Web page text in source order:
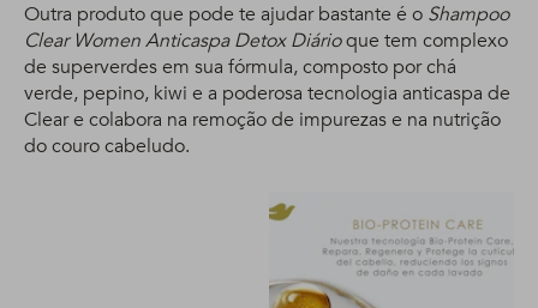
Outra produto que pode te ajudar bastante é o Shampoo
Clear Women Anticaspa Detox Diárioque tem complexo
de superverdes em sua fórmula, composto por chá
verde, pepino, kiwi e a poderosa tecnologia anticaspa de
Clear e colabora na remoção de impurezas e na nutrição
do couro cabeludo.